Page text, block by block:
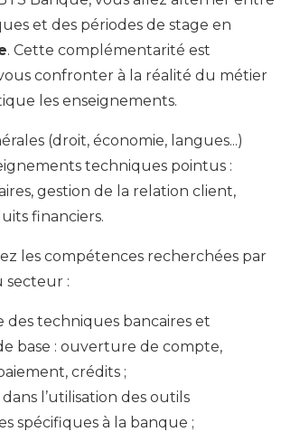
et des périodes de stage en
. Cette complémentarité est
confronter à la réalité du métier
les enseignements.
(droit, économie, langues...)
techniques pointus :
gestion de la relation client,
financiers.
les compétences recherchées par
secteur :
des techniques bancaires et
base : ouverture de compte,
crédits ;
l’utilisation des outils
spécifiques à la banque ;